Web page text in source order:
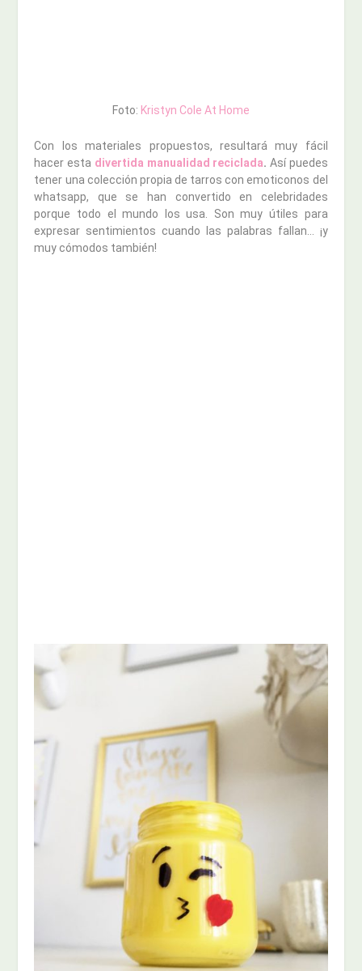
Foto: Kristyn Cole At Home
Con los materiales propuestos, resultará muy fácil
hacer esta divertida manualidad reciclada. Así puedes
tener una colección propia de tarros con emoticonos del
whatsapp, que se han convertido en celebridades
porque todo el mundo los usa. Son muy útiles para
expresar sentimientos cuando las palabras fallan… ¡y
muy cómodos también!